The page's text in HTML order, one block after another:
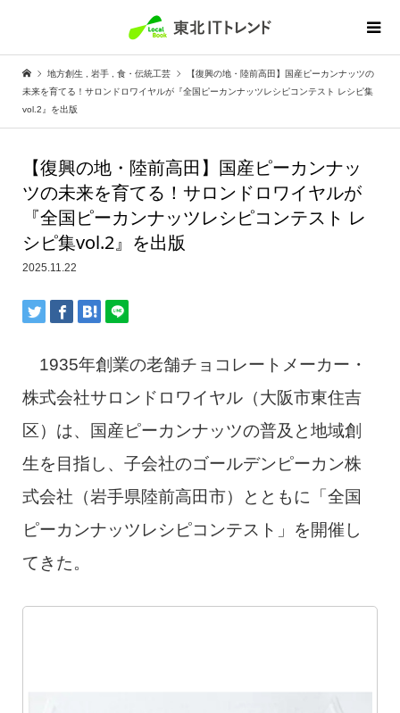
地方創生 岩手 食・伝統工芸
【復興の地・陸前高田】国産ピーカンナッツの
未来を育てる！サロンドロワイヤルが『全国ピーカンナッツレシピコンテスト レシピ集
vol.2』を出版
【復興の地・陸前高田】国産ピーカンナッ
ツの未来を育てる！サロンドロワイヤルが
『全国ピーカンナッツレシピコンテスト レ
シピ集vol.2』を出版
2025.11.22
1935年創業の老舗チョコレートメーカー・
株式会社サロンドロワイヤル（大阪市東住吉
区）は、国産ピーカンナッツの普及と地域創
生を目指し、子会社のゴールデンピーカン株
式会社（岩手県陸前高田市）とともに「全国
ピーカンナッツレシピコンテスト」を開催し
てきた。